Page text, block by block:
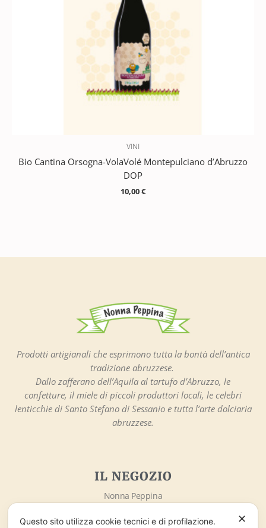
VINI
Bio Cantina Orsogna-VolaVolé Montepulciano d’Abruzzo
DOP
10,00€
Prodotti artigianali che esprimono tutta la bontà dell’antica
tradizione abruzzese.
Dallo zafferano dell’Aquila al tartufo d’Abruzzo, le
confetture, il miele di piccoli produttori locali, le celebri
lenticchie di Santo Stefano di Sessanio e tutta l’arte dolciaria
abruzzese.
IL NEGOZIO
Nonna Peppina
67020 – Santo Stefano di Sessanio (AQ)
✕
Questo sito utilizza cookie tecnici e di profilazione.